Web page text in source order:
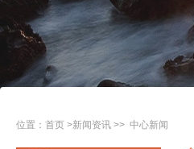
位置： 首页 >新闻资讯 >> 中心新闻